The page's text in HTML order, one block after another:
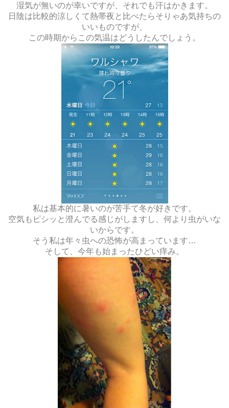
湿気が無いのが幸いですが、それでも汗はかきます。
日陰は比較的涼しくて熱帯夜と比べたらそりゃあ気持ちの
いいものですが、
この時期からこの気温はどうしたんでしょう。
私は基本的に暑いのが苦手て冬が好きです。
空気もピシッと澄んでる感じがしますし、何より虫がいな
いからです。
そう私は年々虫への恐怖が高まっています…
そして、今年も始まったひどい痒み。